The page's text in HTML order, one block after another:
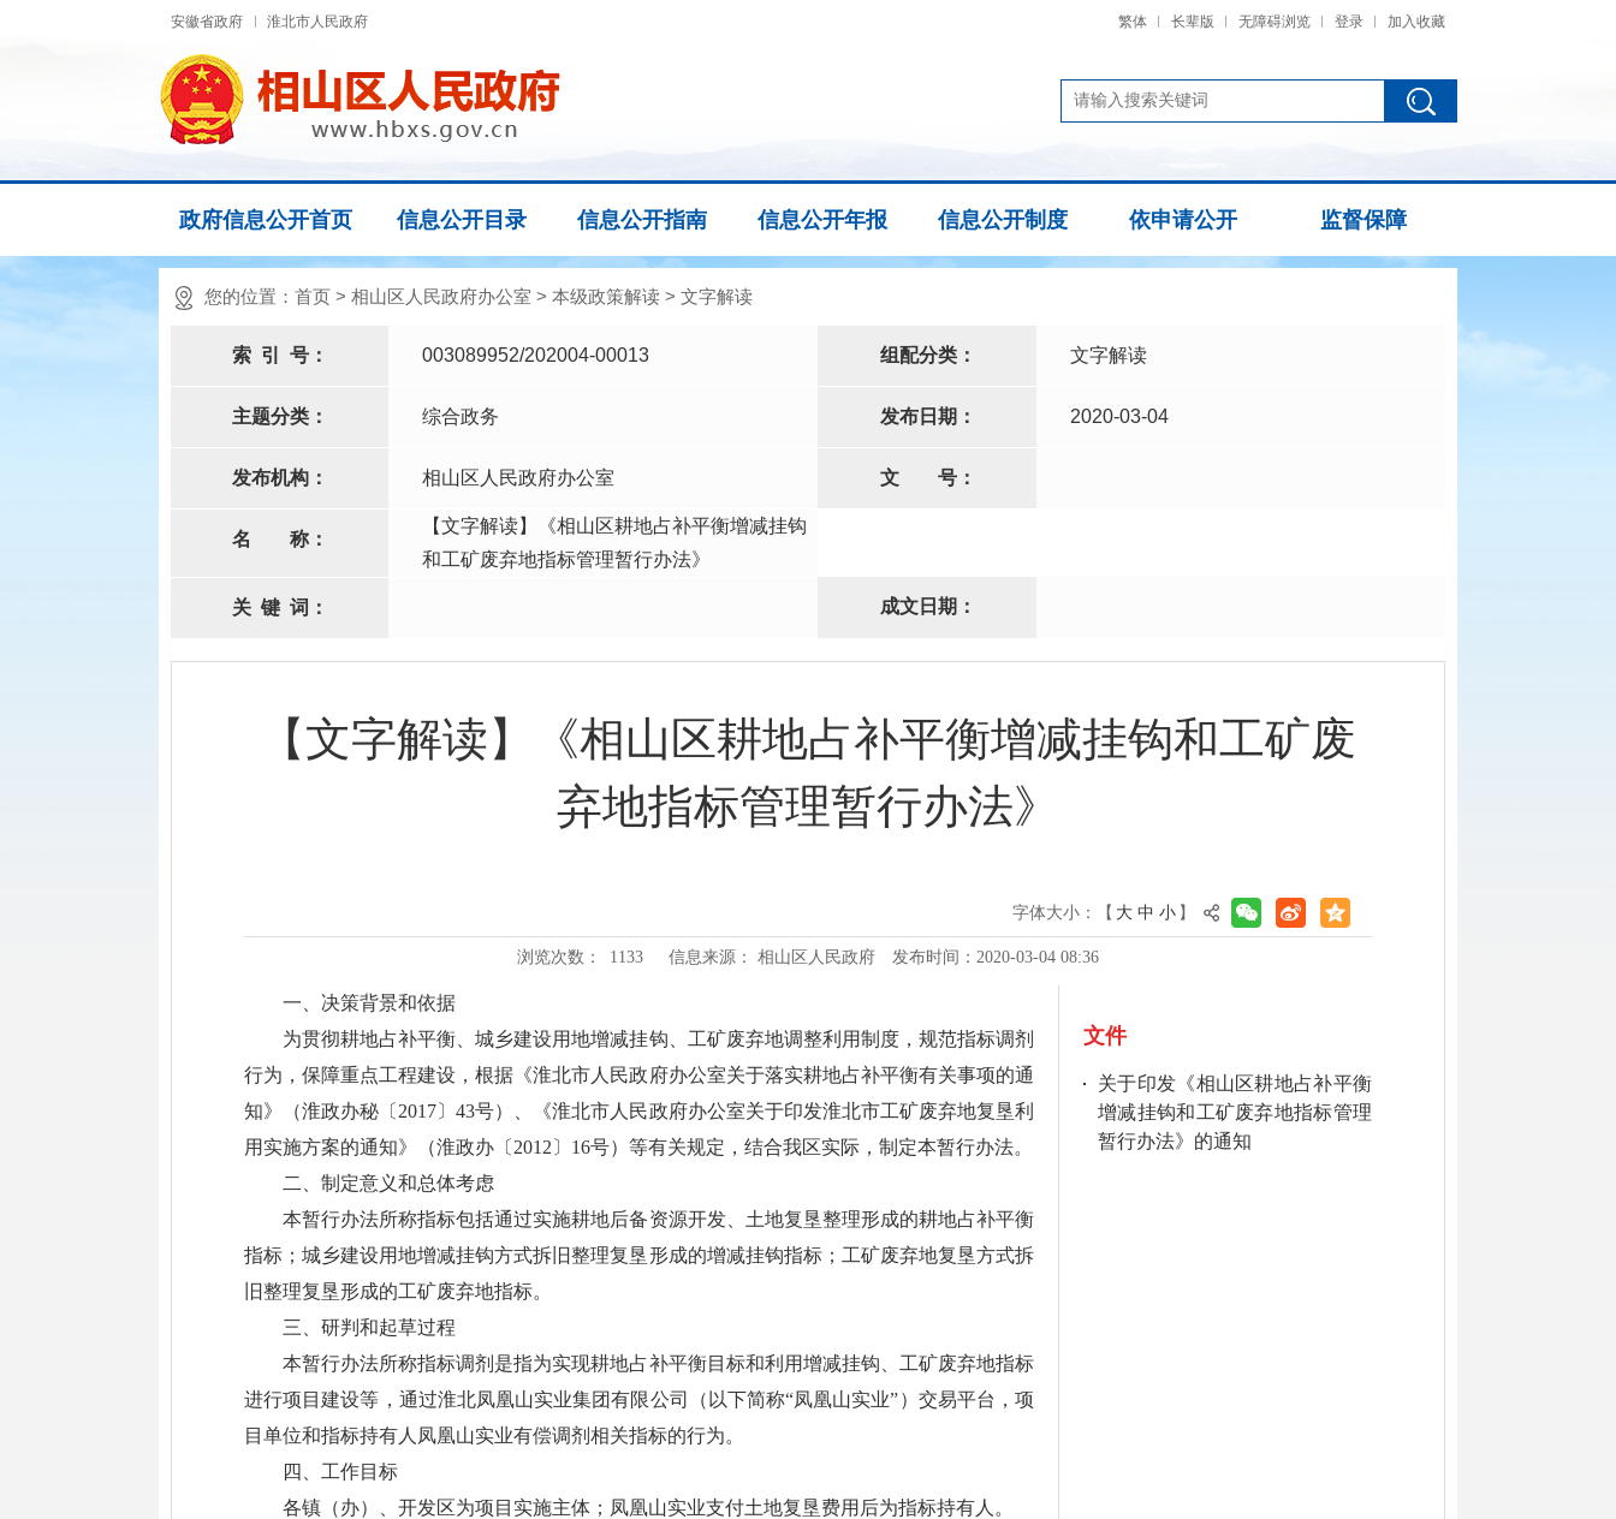
安徽省政府 淮北市人民政府 繁体 长辈版 无障碍浏览 登录 加入收藏
政府信息公开首页 信息公开目录 信息公开指南 信息公开年报 信息公开制度 依申请公开 监督保障
您的位置： 首页 > 相山区人民政府办公室 > 本级政策解读 > 文字解读
索 引 号： 003089952/202004-00013 组配分类： 文字解读
主题分类： 综合政务 发布日期： 2020-03-04
发布机构： 相山区人民政府办公室 文 号：
名 称：
【文字解读】《相山区耕地占补平衡增减挂钩
和工矿废弃地指标管理暂行办法》
关 键 词： 成文日期：
【文字解读】《相山区耕地占补平衡增减挂钩和工矿废
弃地指标管理暂行办法》
字体大小：【 大 中 小 】
浏览次数： 1133 信息来源： 相山区人民政府 发布时间：2020-03-04 08:36
一、决策背景和依据
为贯彻耕地占补平衡、城乡建设用地增减挂钩、工矿废弃地调整利用制度，规范指标调剂
行为，保障重点工程建设，根据《淮北市人民政府办公室关于落实耕地占补平衡有关事项的通
知》（淮政办秘〔2017〕43号）、《淮北市人民政府办公室关于印发淮北市工矿废弃地复垦利
用实施方案的通知》（淮政办〔2012〕16号）等有关规定，结合我区实际，制定本暂行办法。
二、制定意义和总体考虑
本暂行办法所称指标包括通过实施耕地后备资源开发、土地复垦整理形成的耕地占补平衡
指标；城乡建设用地增减挂钩方式拆旧整理复垦形成的增减挂钩指标；工矿废弃地复垦方式拆
旧整理复垦形成的工矿废弃地指标。
三、研判和起草过程
本暂行办法所称指标调剂是指为实现耕地占补平衡目标和利用增减挂钩、工矿废弃地指标
进行项目建设等，通过淮北凤凰山实业集团有限公司（以下简称“凤凰山实业”）交易平台，项
目单位和指标持有人凤凰山实业有偿调剂相关指标的行为。
四、工作目标
各镇（办）、开发区为项目实施主体；凤凰山实业支付土地复垦费用后为指标持有人。
文件
关于印发《相山区耕地占补平衡
增减挂钩和工矿废弃地指标管理
暂行办法》的通知